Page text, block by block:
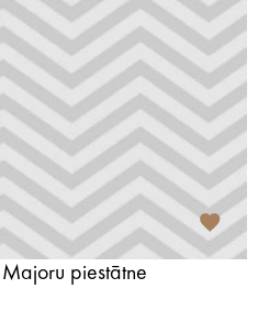
piestātne